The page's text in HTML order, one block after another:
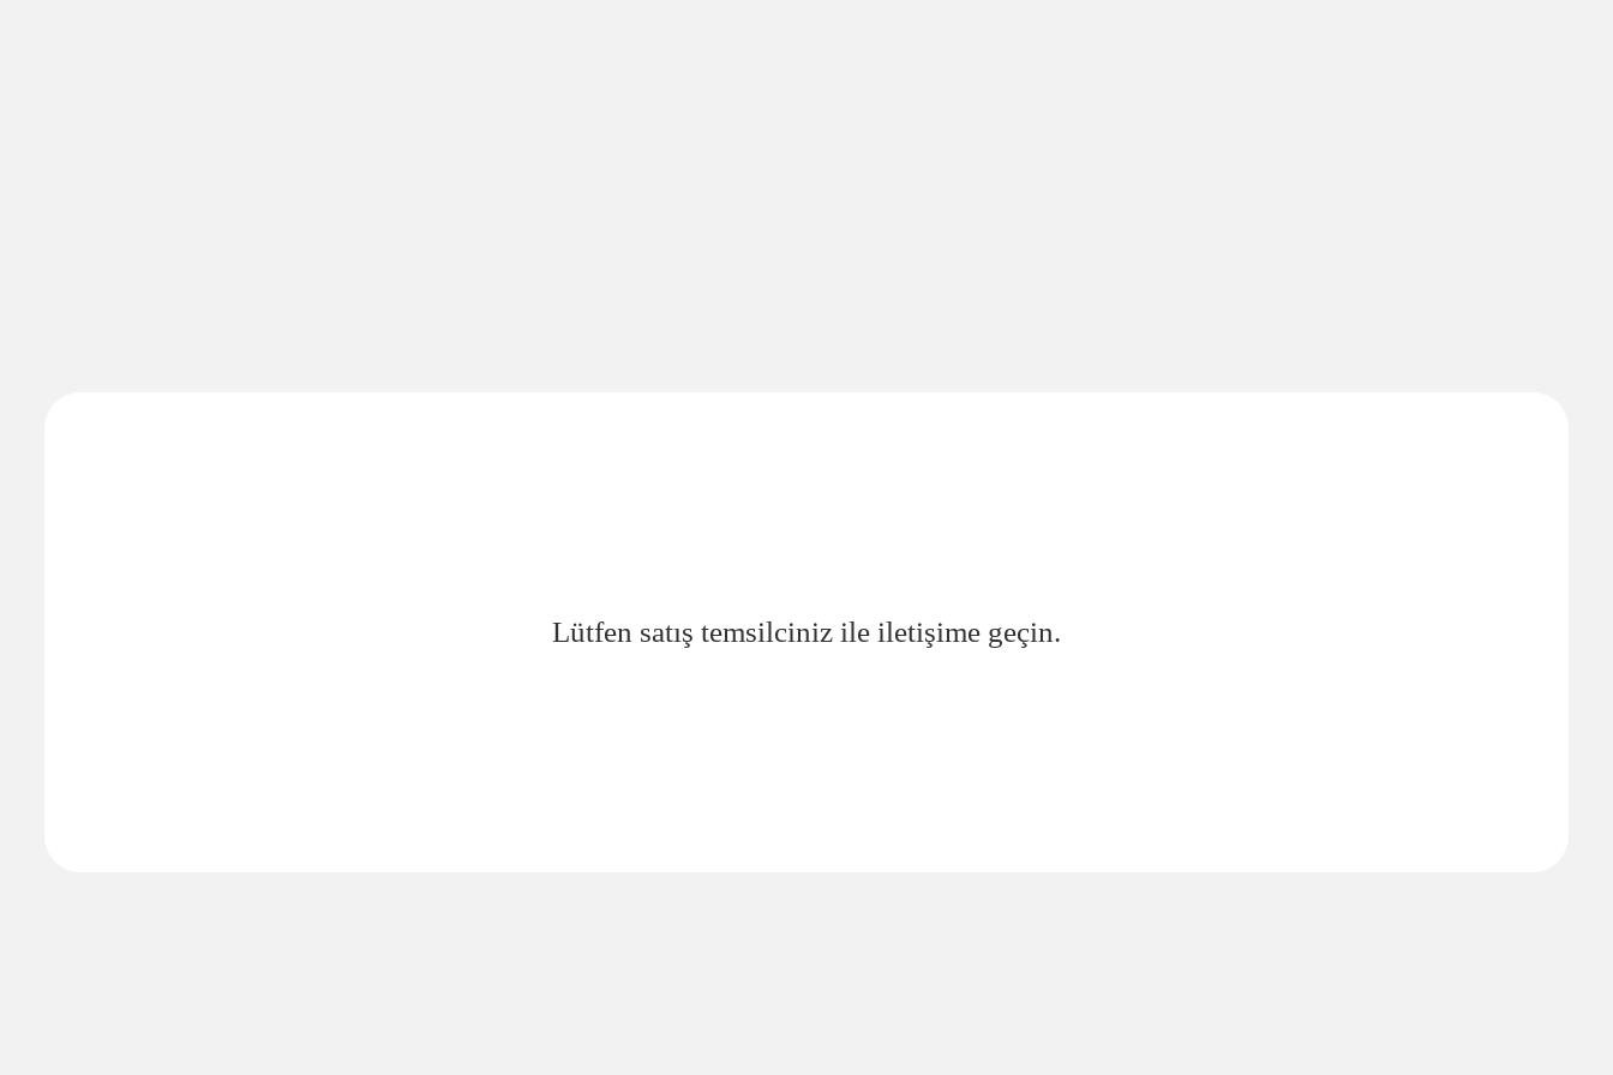
Lütfen satış temsilciniz ile iletişime geçin.